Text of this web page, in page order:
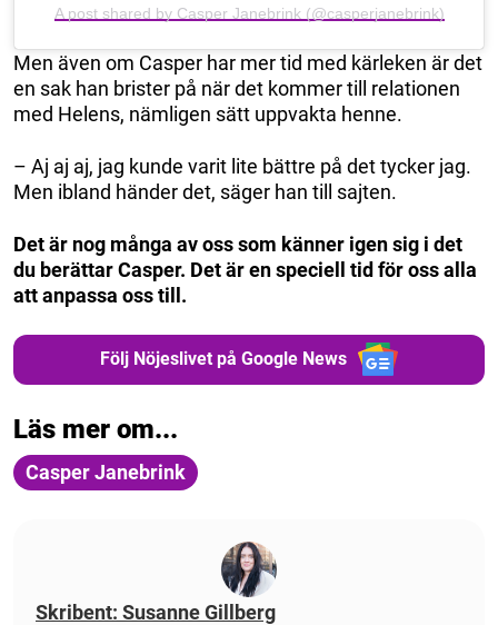
A post shared by Casper Janebrink (@casperjanebrink)
Men även om Casper har mer tid med kärleken är det
en sak han brister på när det kommer till relationen
med Helens, nämligen sätt uppvakta henne.
– Aj aj aj, jag kunde varit lite bättre på det tycker jag.
Men ibland händer det, säger han till sajten.
Det är nog många av oss som känner igen sig i det
du berättar Casper. Det är en speciell tid för oss alla
att anpassa oss till.
Följ Nöjeslivet på Google News
Läs mer om...
Casper Janebrink
Skribent: Susanne Gillberg